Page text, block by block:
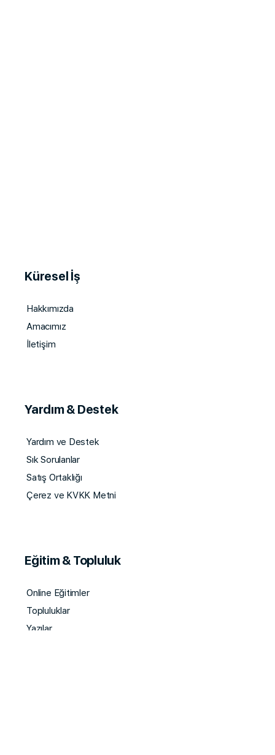
Küresel İş
Hakkımızda
Amacımız
İletişim
Yardım & Destek
Yardım ve Destek
Sık Sorulanlar
Satış Ortaklığı
Çerez ve KVKK Metni
Eğitim & Topluluk
Online Eğitimler
Topluluklar
Yazılar